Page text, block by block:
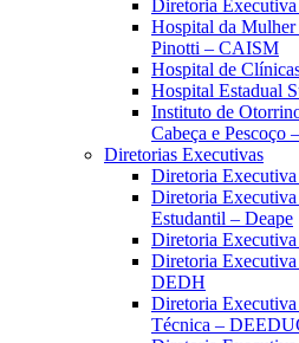
Diretoria
Hospital da
Pinotti – CAISM
Hospital de
Hospital Estadual
Instituto de
Cabeça e Pescoço
Diretorias Executivas
Diretoria
Diretoria
Estudantil – Deape
Diretoria
Diretoria
DEDH
Diretoria Executiva
Técnica –